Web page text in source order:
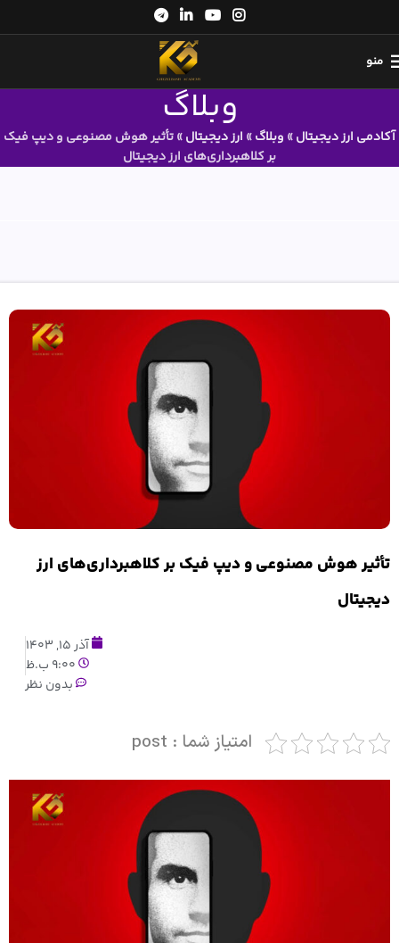
منو
وبلاگ
آکادمی ارز دیجیتال» وبلاگ» ارز دیجیتال»تأثیر هوش مصنوعی و دیپ فیک
بر کلاهبرداری‌های ارز دیجیتال
تأثیر هوش مصنوعی و دیپ فیک بر کلاهبرداری‌های ارز
دیجیتال
آذر 15, 1403
9:00 ب.ظ
بدون نظر
امتیاز شما : post